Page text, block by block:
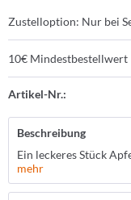
Zustelloption: Nur bei
10€ Mindestbestellwert
Artikel-Nr.:
Beschreibung
Ein leckeres Stück
mehr